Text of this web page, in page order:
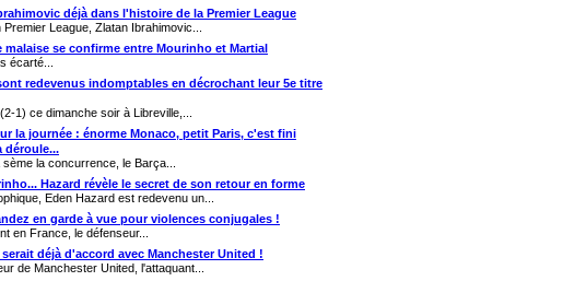
déjà dans l'histoire de la Premier League
League, Zlatan Ibrahimovic...
malaise se confirme entre Mourinho et Martial
écarté...
redevenus indomptables en décrochant leur 5e titre
1) ce dimanche soir à Libreville,...
la journée : énorme Monaco, petit Paris, c'est fini
déroule...
la concurrence, le Barça...
Hazard révèle le secret de son retour en forme
Eden Hazard est redevenu un...
en garde à vue pour violences conjugales !
en France, le défenseur...
déjà d'accord avec Manchester United !
de Manchester United, l'attaquant...